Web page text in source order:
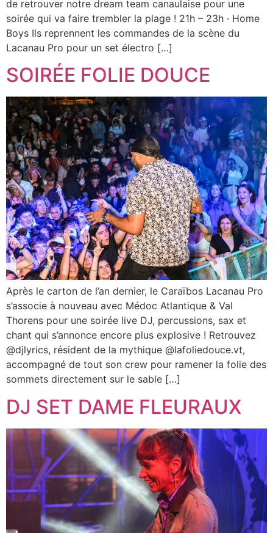
de retrouver notre dream team canaulaise pour une
soirée qui va faire trembler la plage ! 21h – 23h · Home
Boys Ils reprennent les commandes de la scène du
Lacanau Pro pour un set électro […]
SOIRÉE FOLIE DOUCE
Après le carton de l’an dernier, le Caraïbos Lacanau Pro
s’associe à nouveau avec Médoc Atlantique & Val
Thorens pour une soirée live DJ, percussions, sax et
chant qui s’annonce encore plus explosive ! Retrouvez
@djlyrics, résident de la mythique @lafoliedouce.vt,
accompagné de tout son crew pour ramener la folie des
sommets directement sur le sable […]
DJ SET DAME FLEURAUX